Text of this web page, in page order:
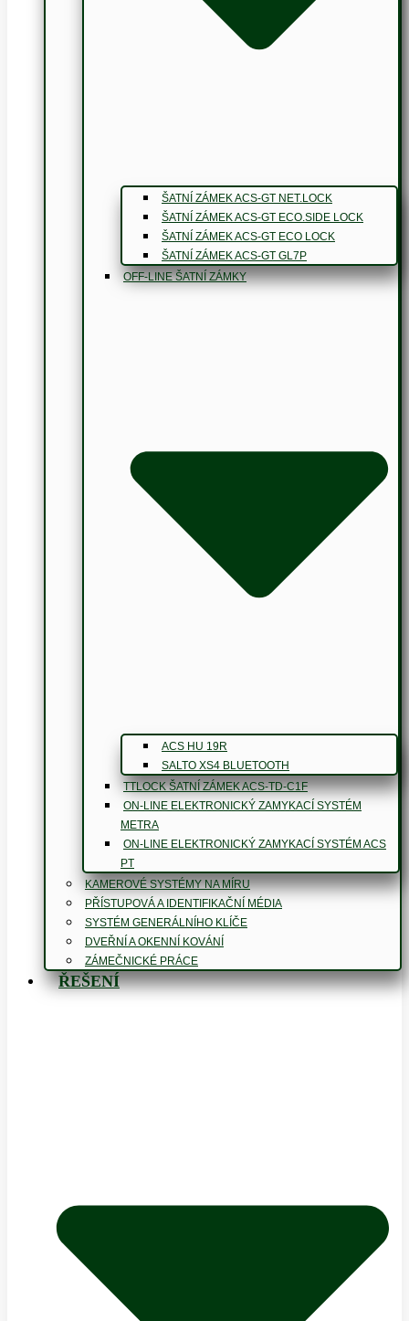
ŠATNÍ ZÁMEK ACS-GT NET.LOCK
ŠATNÍ ZÁMEK ACS-GT ECO.SIDE LOCK
ŠATNÍ ZÁMEK ACS-GT ECO LOCK
ŠATNÍ ZÁMEK ACS-GT GL7P
OFF-LINE ŠATNÍ ZÁMKY
ACS HU 19R
SALTO XS4 BLUETOOTH
TTLOCK ŠATNÍ ZÁMEK ACS-TD-C1F
ON-LINE ELEKTRONICKÝ ZAMYKACÍ SYSTÉM
METRA
ON-LINE ELEKTRONICKÝ ZAMYKACÍ SYSTÉM ACS
PT
KAMEROVÉ SYSTÉMY NA MÍRU
PŘÍSTUPOVÁ A IDENTIFIKAČNÍ MÉDIA
SYSTÉM GENERÁLNÍHO KLÍČE
DVEŘNÍ A OKENNÍ KOVÁNÍ
ZÁMEČNICKÉ PRÁCE
ŘEŠENÍ